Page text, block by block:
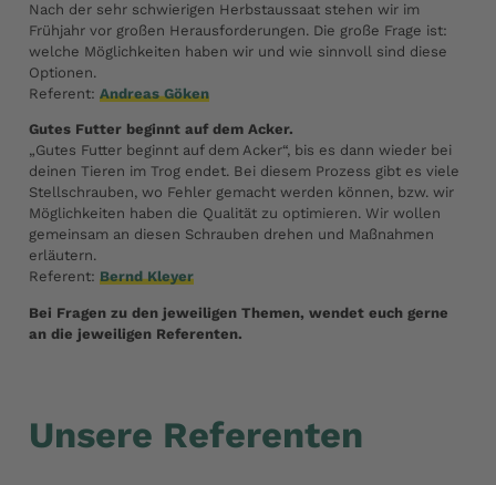
Nach der sehr schwierigen Herbstaussaat stehen wir im
Frühjahr vor großen Herausforderungen. Die große Frage ist:
welche Möglichkeiten haben wir und wie sinnvoll sind diese
Optionen.
Referent:Andreas Göken
Gutes Futter beginnt auf dem Acker.
„Gutes Futter beginnt auf dem Acker“, bis es dann wieder bei
deinen Tieren im Trog endet. Bei diesem Prozess gibt es viele
Stellschrauben, wo Fehler gemacht werden können, bzw. wir
Möglichkeiten haben die Qualität zu optimieren. Wir wollen
gemeinsam an diesen Schrauben drehen und Maßnahmen
erläutern.
Referent:Bernd Kleyer
Bei Fragen zu den jeweiligen Themen, wendet euch gerne
an die jeweiligen Referenten.
Unsere Referenten